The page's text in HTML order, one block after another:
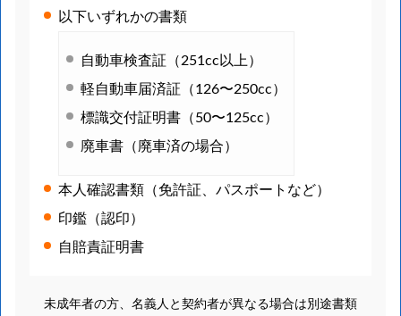
以下いずれかの書類
自動車検査証（251cc以上）
軽自動車届済証（126〜250cc）
標識交付証明書（50〜125cc）
廃車書（廃車済の場合）
本人確認書類（免許証、パスポートなど）
印鑑（認印）
自賠責証明書
未成年者の方、名義人と契約者が異なる場合は別途書類